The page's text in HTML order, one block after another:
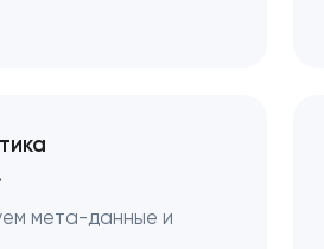
мета-данные и